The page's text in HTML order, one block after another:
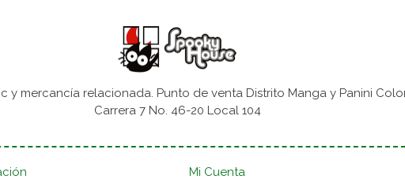
y mercancía relacionada. Punto de venta Distrito Manga y Panini
Carrera 7 No. 46-20 Local 104
Mi Cuenta